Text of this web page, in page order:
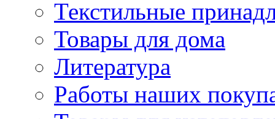
Текстильные
Товары для дома
Литература
Работы наших